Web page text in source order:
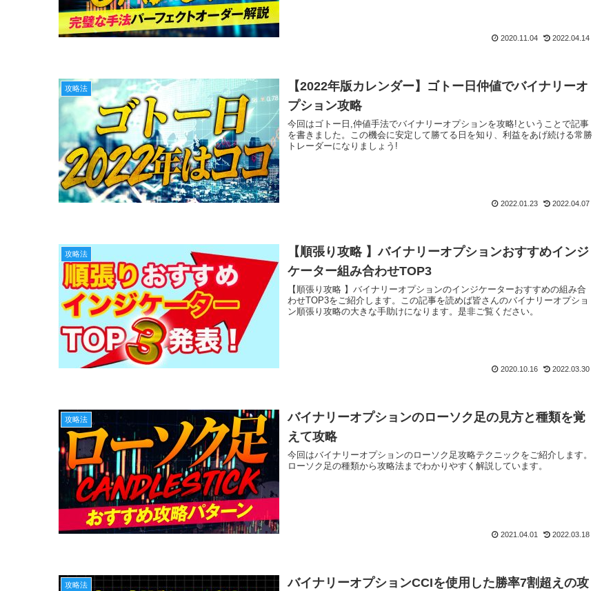
2020.11.04 2022.04.14
攻略法
【2022年版カレンダー】ゴトー日仲値でバイナリーオ
プション攻略
今回はゴトー日,仲値手法でバイナリーオプションを攻略!ということで記事
を書きました。この機会に安定して勝てる日を知り、利益をあげ続ける常勝
トレーダーになりましょう!
2022.01.23 2022.04.07
攻略法
【順張り攻略 】バイナリーオプションおすすめインジ
ケーター組み合わせTOP3
【順張り攻略 】バイナリーオプションのインジケーターおすすめの組み合
わせTOP3をご紹介します。この記事を読めば皆さんのバイナリーオプショ
ン順張り攻略の大きな手助けになります。是非ご覧ください。
2020.10.16 2022.03.30
攻略法
バイナリーオプションのローソク足の見方と種類を覚
えて攻略
今回はバイナリーオプションのローソク足攻略テクニックをご紹介します。
ローソク足の種類から攻略法までわかりやすく解説しています。
2021.04.01 2022.03.18
攻略法
バイナリーオプションCCIを使用した勝率7割超えの攻